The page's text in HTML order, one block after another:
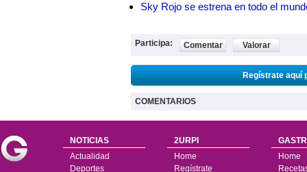
Sky Rojo se estrena en todo el
Participa: Comentar Valorar
Regístrate aquí
COMENTARIOS
NOTICIAS
Actualidad
Deportes
2URPI
Home
Regístrate
Home